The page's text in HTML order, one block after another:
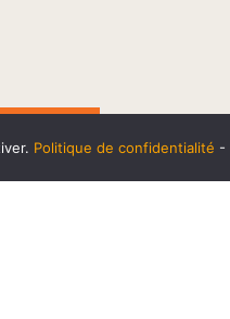
Politique de confidentialité -